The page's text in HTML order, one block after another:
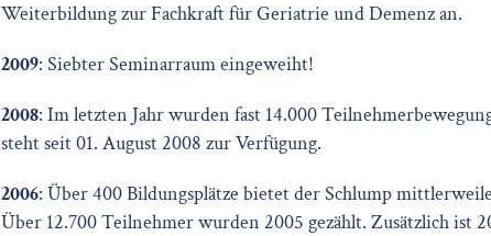
Weiterbildung zur Fachkraft für Geriatrie und Demenz an.
2009: Siebter Seminarraum eingeweiht!
2008: Im letzten Jahr wurden fast 14.000
steht seit 01. August 2008 zur Verfügung.
2006: Über 400 Bildungsplätze bietet der Schlump
Über 12.700 Teilnehmer wurden 2005 gezählt. Zusätzlich ist